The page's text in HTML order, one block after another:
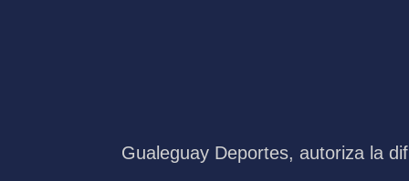
Gualeguay Deportes, autoriza la